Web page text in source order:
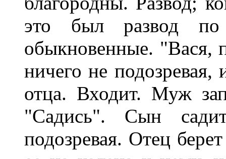
это был развод
обыкновенные. "Вася,
ничего не подозревая,
отца. Входит. Муж
"Садись". Сын
подозревая. Отец